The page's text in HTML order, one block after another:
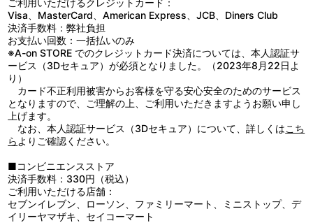
事にした。目的地はハリーの岸辺だ。ところが、ベッキーが一緒に
ついて行くと言って聞かないんだ。結局僕とハックはベッキーを連
れて岸辺まで行く事になった。でもすぐにベッキーは退屈して、あ
れこれ言い出した。これだから女の子ってヤツは……。でも、ベッ
キーはハックの話を聞いた後、僕の釣りに手を貸してくれたんだ。
■第24話「ネクタイをしたハック」
ベッキーの所に大おばさんがやって来た。この大おばさん、ベッ
キーからハックの話を聞いてすっかり同情しちゃって、養子にした
いって言い出したんだって。僕はベッキーに頼まれてハックを大お
ばさんに会わせる事にした。養子になるなんてハックがいいと言う
とも思えなかったけど、とにかく僕たちは準備を始めた。ハックの
■第25話「意地っぱり野郎」
ここ数日、なぁんにも面白い事が起こらない。僕は本当に退屈し
きっていた。そんな時、アルフレッドの誕生パーティーが開かれる
ってウワサを聞いた。僕の所にも招待状が届いたし、こいつはご機
嫌だ！ パーティーは、とにかく楽しかった。最後に本をかけた競技
原作：マーク・トウェイン／製作：本橋浩一／製作管理：高桑 充／
企画：佐藤昭司／音楽：服部克久／キャラクターデザイン：関 修一
／美術監督：阿部泰三郎／プロデューサー：松土隆二／演出：斉藤
博／制作：日本アニメーション、フジテレビ
ご利用いただけるクレジットカード：
Visa、MasterCard、American Express、JCB、Diners Club
決済手数料：弊社負担
お支払い回数：一括払いのみ
※A-on STORE でのクレジットカード決済については、本人認証サ
ービス（3Dセキュア）が必須となりました。（2023年8月22日よ
り）
カード不正利用被害からお客様を守る安心安全のためのサービス
となりますので、ご理解の上、ご利用いただきますようお願い申し
上げます。
なお、本人認証サービス（3Dセキュア）について、詳しくはこち
ら よりご確認ください。
■コンビニエンスストア
決済手数料：330円（税込）
ご利用いただける店舗：
セブンイレブン、ローソン、ファミリーマート、ミニストップ、デ
イリーヤマザキ、セイコーマート